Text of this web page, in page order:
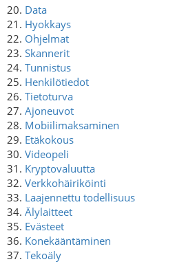
20. Data
21. Hyokkays
22. Ohjelmat
23. Skannerit
24. Tunnistus
25. Henkilötiedot
26. Tietoturva
27. Ajoneuvot
28. Mobiilimaksaminen
29. Etäkokous
30. Videopeli
31. Kryptovaluutta
32. Verkkohäiriköinti
33. Laajennettu todellisuus
34. Älylaitteet
35. Evästeet
36. Konekääntäminen
37. Tekoäly